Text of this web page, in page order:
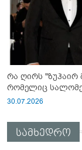
რა ღირს "ზუჰაირ მურადის" ულამაზესი საქორწინო კაბა,
რომელიც
30.07.2026
სამხედრო